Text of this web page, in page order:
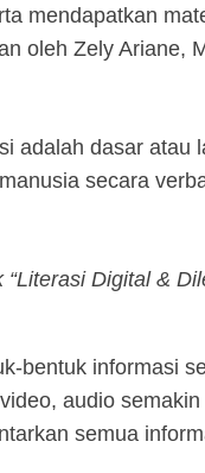
mendapatkan
oleh Zely Ariane,
adalah dasar
secara
Digital &
bentuk informasi
audio
semua